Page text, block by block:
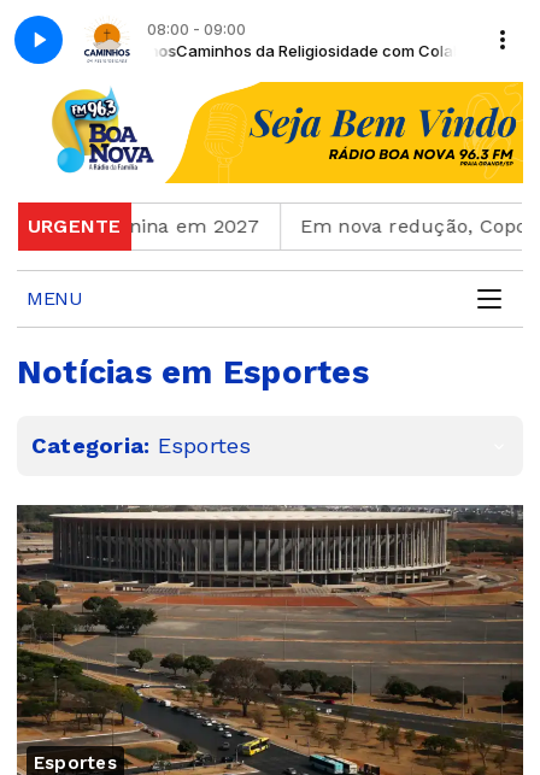
08:00 - 09:00
Caminhos da Religiosidade com Colaborador Diácono
Nova Momento Musical com Rádio Boa Nova
URGENTEem 2027 Em nova redução, Copom baixa
MENU
Notícias em Esportes
Categoria: Esportes
Esportes